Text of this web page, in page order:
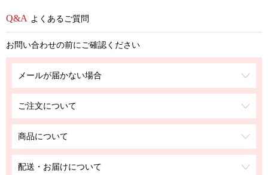
よくあるご質問
お問い合わせの前にご確認ください
メールが届かない場合
ご注文について
商品について
配送・お届けについて